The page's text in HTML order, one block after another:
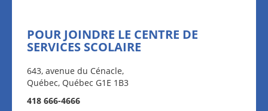
POUR JOINDRE LE CENTRE DE
SERVICES SCOLAIRE
643, avenue du Cénacle,
Québec, Québec G1E 1B3
418 666-4666